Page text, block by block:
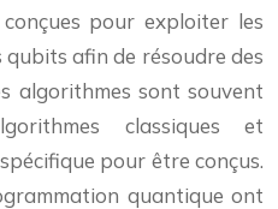
pour exploiter les
afin de résoudre des
algorithmes sont souvent
classiques et
pour être conçus.
quantique ont